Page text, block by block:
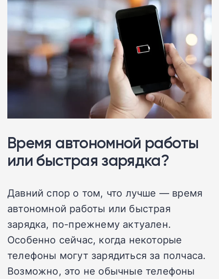
Время автономной работы
или быстрая зарядка?
Давний спор о том, что лучше — время
автономной работы или быстрая
зарядка, по-прежнему актуален.
Особенно сейчас, когда некоторые
телефоны могут зарядиться за полчаса.
Возможно, это не обычные телефоны